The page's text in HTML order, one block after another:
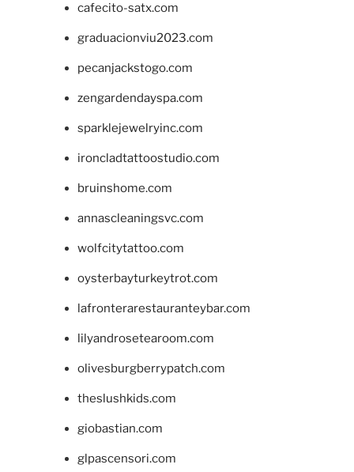
cafecito-satx.com
graduacionviu2023.com
pecanjackstogo.com
zengardendayspa.com
sparklejewelryinc.com
ironcladtattoostudio.com
bruinshome.com
annascleaningsvc.com
wolfcitytattoo.com
oysterbayturkeytrot.com
lafronterarestauranteybar.com
lilyandrosetearoom.com
olivesburgberrypatch.com
theslushkids.com
giobastian.com
glpascensori.com